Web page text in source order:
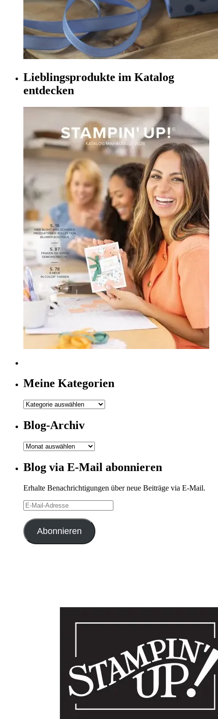
Lieblingsprodukte im Katalog
entdecken
Meine Kategorien
Meine
Blog-Archiv
Blog-
Blog via E-Mail abonnieren
Erhalte Benachrichtigungen über neue Beiträge via E-Mail.
E-
Mail-
Adresse
Abonnieren